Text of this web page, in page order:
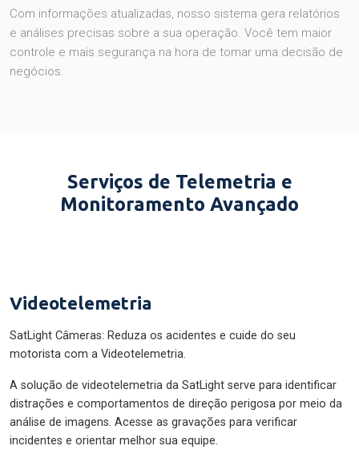
Com informações atualizadas, nosso sistema gera relatórios
e análises precisas sobre a sua operação. Você tem maior
controle e mais segurança na hora de tomar uma decisão de
negócios.
Serviços de Telemetria e
Monitoramento Avançado
Videotelemetria
SatLight Câmeras: Reduza os acidentes e cuide do seu
motorista com a Videotelemetria.
A solução de videotelemetria da SatLight serve para identificar
distrações e comportamentos de direção perigosa por meio da
análise de imagens. Acesse as gravações para verificar
incidentes e orientar melhor sua equipe.